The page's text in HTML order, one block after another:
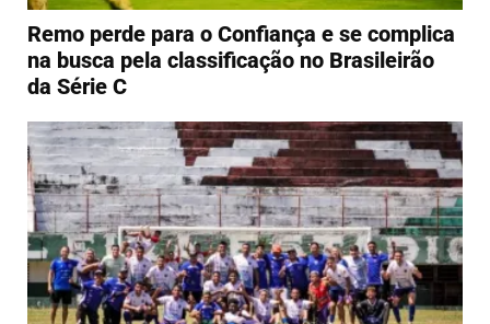
Remo perde para o Confiança e se complica
na busca pela classificação no Brasileirão
da Série C